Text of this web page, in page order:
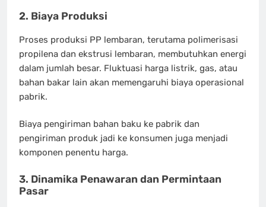
2. Biaya Produksi
Proses produksi PP lembaran, terutama polimerisasi
propilena dan ekstrusi lembaran, membutuhkan energi
dalam jumlah besar. Fluktuasi harga listrik, gas, atau
bahan bakar lain akan memengaruhi biaya operasional
pabrik.
Biaya pengiriman bahan baku ke pabrik dan
pengiriman produk jadi ke konsumen juga menjadi
komponen penentu harga.
3. Dinamika Penawaran dan Permintaan
Pasar